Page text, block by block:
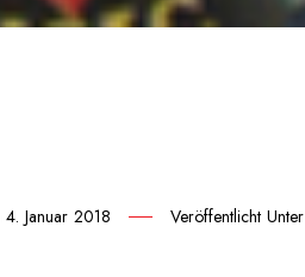
4. Januar 2018 Veröffentlicht Unter